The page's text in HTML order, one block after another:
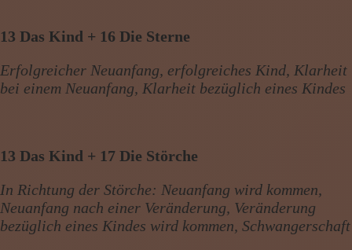
13 Das Kind + 16 Die Sterne
Erfolgreicher Neuanfang, erfolgreiches Kind, Klarheit
bei einem Neuanfang, Klarheit bezüglich eines Kindes
13 Das Kind + 17 Die Störche
In Richtung der Störche: Neuanfang wird kommen,
Neuanfang nach einer Veränderung, Veränderung
bezüglich eines Kindes wird kommen, Schwangerschaft